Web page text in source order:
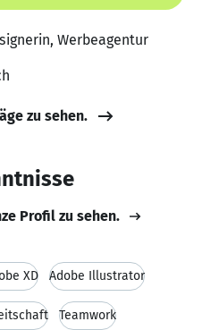
Werbeagentur
zu sehen.
Profil zu sehen.
XD Adobe Illustrator
Teamwork